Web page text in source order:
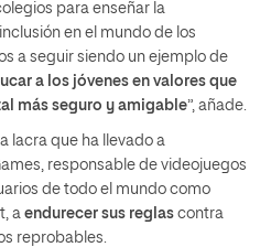
para enseñar la
en el mundo de los
a seguir siendo un ejemplo de
a los jóvenes en valores que
más seguro y amigable”, añade.
lacra que ha llevado a
responsable de videojuegos
de todo el mundo como
a endurecer sus reglas contra
reprobables.